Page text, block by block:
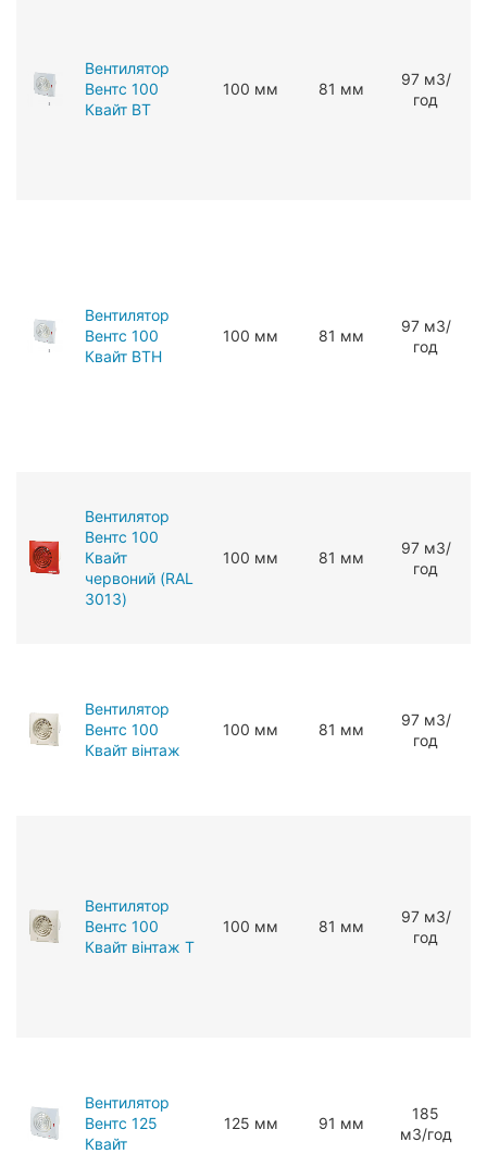
Вентилятор
Вентс 100
Квайт ВТ
100 мм 81 мм
97 мЗ/
год
Вентилятор
Вентс 100
Квайт ВТН
100 мм 81 мм
97 мЗ/
год
Вентилятор
Вентс 100
Квайт
червоний (RAL
3013)
100 мм 81 мм
97 мЗ/
год
Вентилятор
Вентс 100
Квайт вінтаж
100 мм 81 мм
97 мЗ/
год
Вентилятор
Вентс 100
Квайт вінтаж Т
100 мм 81 мм
97 мЗ/
год
Вентилятор
Вентс 125
Квайт
125 мм 91 мм
185
мЗ/год